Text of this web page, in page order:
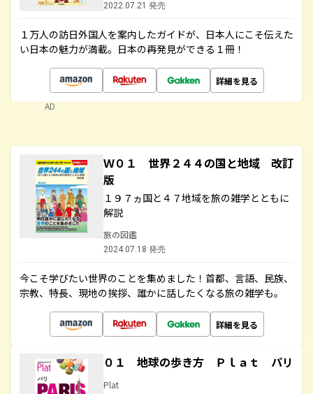
2022.07.21 発売
１万人の訪日外国人を案内したガイドが、日本人にこそ伝えた
い日本の魅力が満載。日本の再発見ができる１冊！
詳細を見る
AD
Ｗ０１ 世界２４４の国と地域 改訂
版
１９７ヵ国と４７地域を旅の雑学とともに
解説
旅の図鑑
2024.07.18 発売
今こそ学びたい世界のことを集めました！首都、言語、民族、
宗教、特長、現地の挨拶、誰かに話したくなる旅の雑学も。
詳細を見る
０１ 地球の歩き方 Ｐｌａｔ パリ
Plat